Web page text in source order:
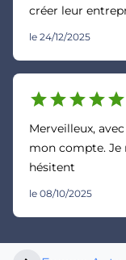
créer leur
le 24/12/2025
starstarstarstarstar
Merveilleux,
mon compte. Je
hésitent
le 08/10/2025